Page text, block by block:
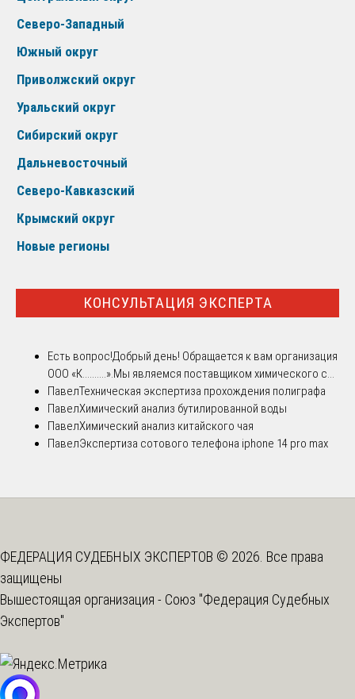
Северо-Западный
Южный округ
Приволжский округ
Уральский округ
Сибирский округ
Дальневосточный
Северо-Кавказский
Крымский округ
Новые регионы
КОНСУЛЬТАЦИЯ ЭКСПЕРТА
Есть вопрос!Добрый день! Обращается к вам организация
ООО «К..........».Мы являемся поставщиком химического с...
ПавелТехническая экспертиза прохождения полиграфа
ПавелХимический анализ бутилированной воды
ПавелХимический анализ китайского чая
ПавелЭкспертиза сотового телефона iphone 14 pro max
ФЕДЕРАЦИЯ СУДЕБНЫХ ЭКСПЕРТОВ © 2026. Все права
защищены
Вышестоящая организация - Союз "Федерация Судебных
Экспертов"